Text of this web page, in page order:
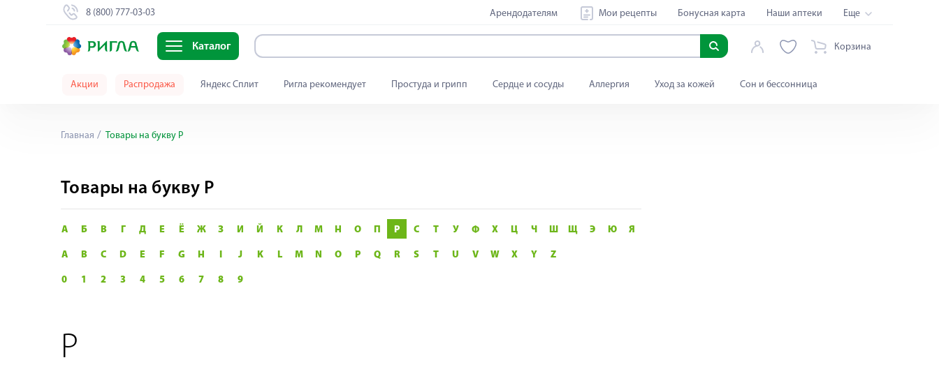
8 (800) 777-03-03 Арендодателям Мои рецепты Бонусная карта Наши аптеки Еще
Каталог Корзина
Акции Распродажа Яндекс Сплит Ригла рекомендует Простуда и грипп Сердце и сосуды Аллергия Уход за кожей Сон и бессонница
Главная Товары на букву Р
Товары на букву Р
А Б В Г Д Е Ё Ж З И Й К Л М Н О П Р С Т У Ф Х Ц Ч Ш Щ Э Ю Я
A B C D E F G H I J K L M N O P Q R S T U V W X Y Z
0 1 2 3 4 5 6 7 8 9
Р